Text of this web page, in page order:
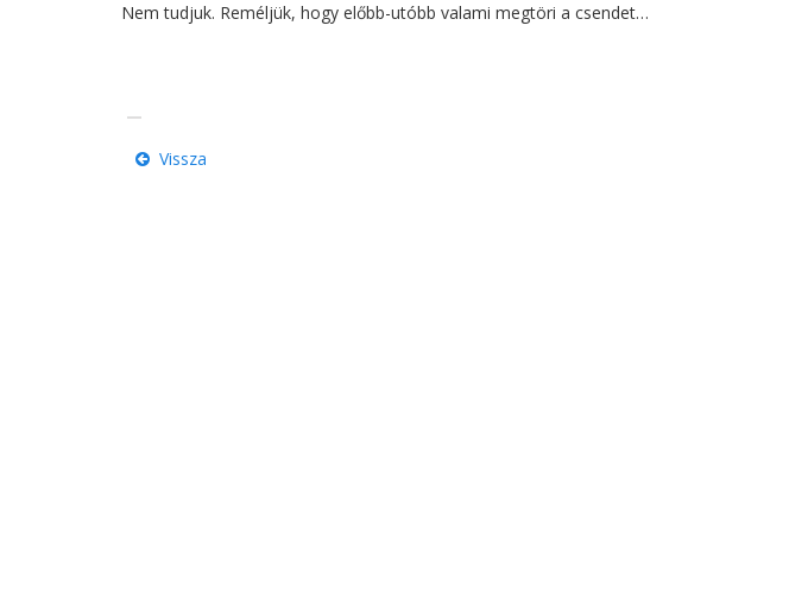
Nem tudjuk. Reméljük, hogy előbb-utóbb valami megtöri a csendet…
Vissza